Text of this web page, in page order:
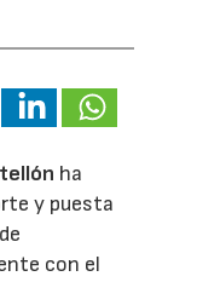
ha
y puesta
con el